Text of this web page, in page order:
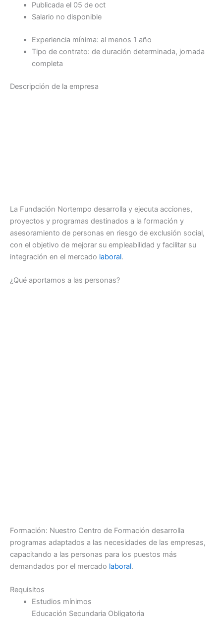
Publicada el 05 de oct
Salario no disponible
Experiencia mínima: al menos 1 año
Tipo de contrato: de duración determinada, jornada
completa
Descripción de la empresa
La Fundación Nortempo desarrolla y ejecuta acciones,
proyectos y programas destinados a la formación y
asesoramiento de personas en riesgo de exclusión social,
con el objetivo de mejorar su empleabilidad y facilitar su
integración en el mercado laboral.
¿Qué aportamos a las personas?
Formación: Nuestro Centro de Formación desarrolla
programas adaptados a las necesidades de las empresas,
capacitando a las personas para los puestos más
demandados por el mercado laboral.
Requisitos
Estudios mínimos
Educación Secundaria Obligatoria